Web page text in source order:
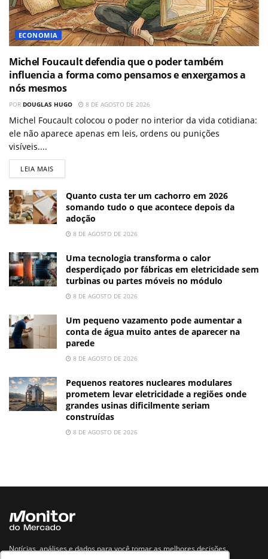
ECONOMIA
Michel Foucault defendia que o poder também
influencia a forma como pensamos e enxergamos a
nós mesmos
POR DOUGLAS HUGO 8 DE AGOSTO DE 2026
Michel Foucault colocou o poder no interior da vida cotidiana:
ele não aparece apenas em leis, ordens ou punições
visíveis....
LEIA MAIS
Quanto custa ter um cachorro em 2026
somando tudo o que acontece depois da
adoção
8 DE AGOSTO DE 2026
Uma tecnologia transforma o calor
desperdiçado por fábricas em eletricidade sem
turbinas ou partes móveis no módulo
8 DE AGOSTO DE 2026
Um pequeno vazamento pode aumentar a
conta de água muito antes de aparecer na
parede
8 DE AGOSTO DE 2026
Pequenos reatores nucleares modulares
prometem levar eletricidade a regiões onde
grandes usinas dificilmente seriam
construídas
8 DE AGOSTO DE 2026
Notícias, análises e dados para você tomar as melhores decisões.